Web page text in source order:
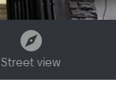
Street view